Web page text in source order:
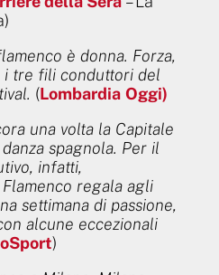
è donna. Forza,
i tre fili conduttori del
(Lombardia Oggi)
una volta la Capitale
spagnola. Per il
infatti,
Flamenco regala agli
settimana di passione,
alcune eccezionali
)